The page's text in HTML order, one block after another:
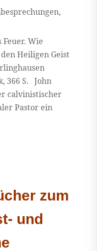
,
Wie
Heiligen Geist
366 S. John
calvinistischer
Pastor ein
zum
und